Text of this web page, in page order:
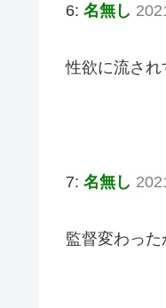
6: 名無し
性欲に流され
7: 名無し
監督変わった